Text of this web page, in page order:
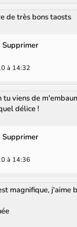
de très bons taosts
Supprimer
à 14:32
tu viens de
délice !
Supprimer
à 14:36
magnifique, j'aime